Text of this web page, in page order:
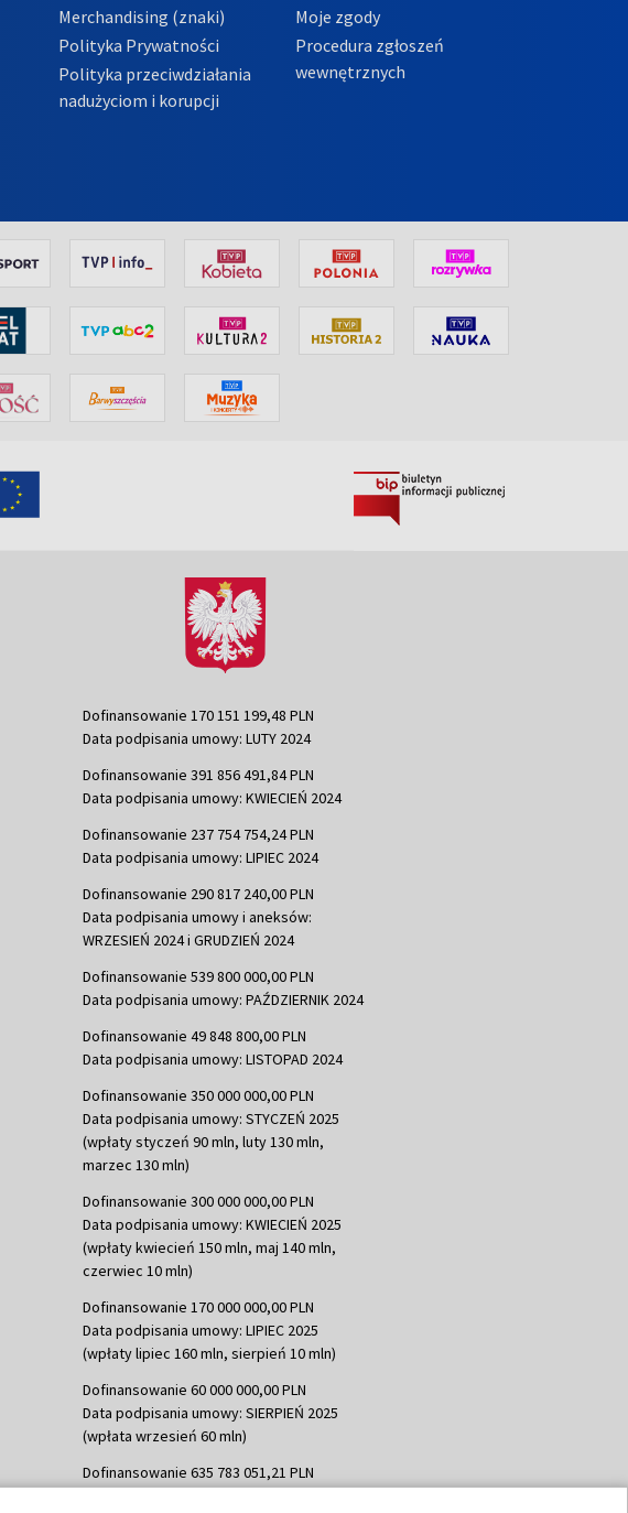
Merchandising (znaki)
Polityka Prywatności
Polityka przeciwdziałania
nadużyciom i korupcji
Moje zgody
Procedura zgłoszeń
wewnętrznych
Dofinansowanie 170 151 199,48 PLN
Data podpisania umowy: LUTY 2024
Dofinansowanie 391 856 491,84 PLN
Data podpisania umowy: KWIECIEŃ 2024
Dofinansowanie 237 754 754,24 PLN
Data podpisania umowy: LIPIEC 2024
Dofinansowanie 290 817 240,00 PLN
Data podpisania umowy i aneksów:
WRZESIEŃ 2024 i GRUDZIEŃ 2024
Dofinansowanie 539 800 000,00 PLN
Data podpisania umowy: PAŹDZIERNIK 2024
Dofinansowanie 49 848 800,00 PLN
Data podpisania umowy: LISTOPAD 2024
Dofinansowanie 350 000 000,00 PLN
Data podpisania umowy: STYCZEŃ 2025
(wpłaty styczeń 90 mln, luty 130 mln,
marzec 130 mln)
Dofinansowanie 300 000 000,00 PLN
Data podpisania umowy: KWIECIEŃ 2025
(wpłaty kwiecień 150 mln, maj 140 mln,
czerwiec 10 mln)
Dofinansowanie 170 000 000,00 PLN
Data podpisania umowy: LIPIEC 2025
(wpłaty lipiec 160 mln, sierpień 10 mln)
Dofinansowanie 60 000 000,00 PLN
Data podpisania umowy: SIERPIEŃ 2025
(wpłata wrzesień 60 mln)
Dofinansowanie 635 783 051,21 PLN